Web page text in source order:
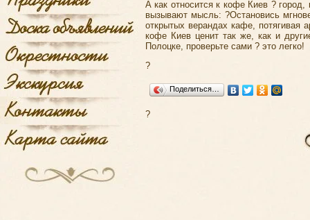
А как относится к кофе Киев ?
вызывают мысль: ?Остановись
открытых верандах кафе, потягивая
кофе Киев ценит так же, как и
Полоцке, проверьте сами ? это легко!
?
Поделиться…
?